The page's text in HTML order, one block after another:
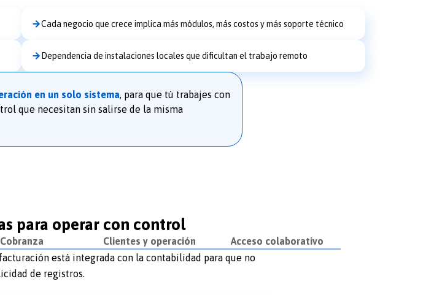
Cada negocio que crece implica más módulos, más costos y más soporte técnico
Dependencia de instalaciones locales que dificultan el trabajo remoto
en un solo sistema, para que tú trabajes con
que necesitan sin salirse de la misma
para operar con control
Cobranza Clientes y operación
Acceso colaborativo
está integrada con la contabilidad para que no
de registros.